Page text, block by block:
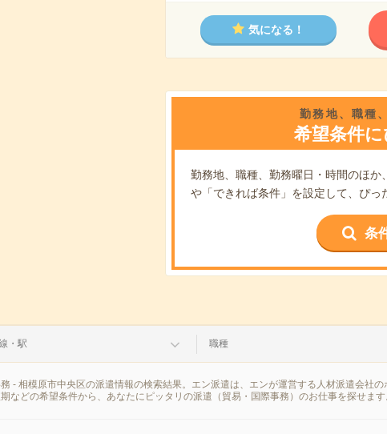
気になる！
勤務地、職種
希望条件
勤務地、職種、勤務曜日・時間のほか、
や「できれば条件」を設定して、ぴっ
条
・駅 職種
- 相模原市中央区の派遣情報の検索結果。エン派遣は、エンが運営する人材派遣会社
などの希望条件から、あなたにピッタリの派遣（貿易・国際事務）のお仕事を探せます